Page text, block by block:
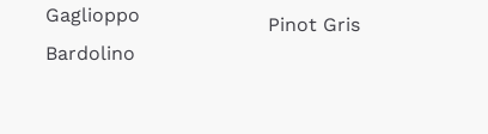
Gaglioppo
Bardolino
Pinot Gris